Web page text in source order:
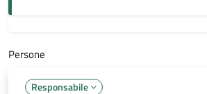
Persone
Responsabile